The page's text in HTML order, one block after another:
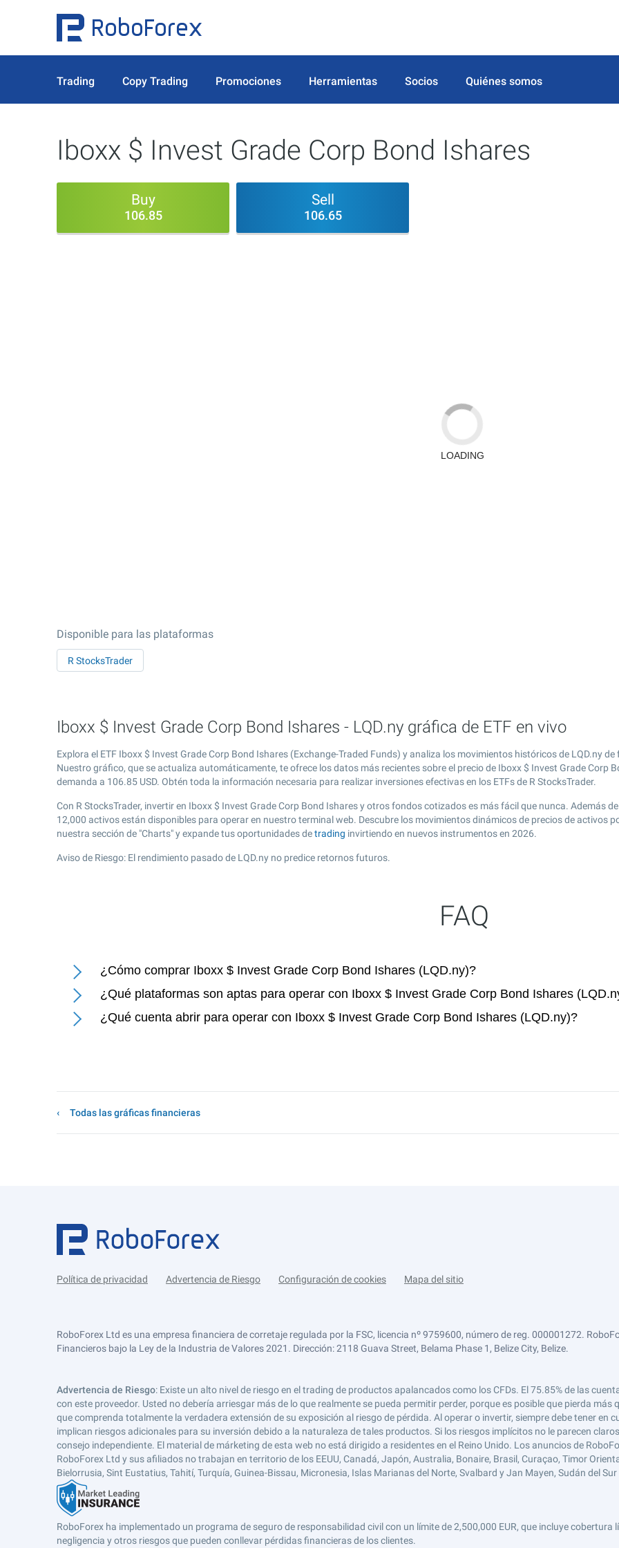
Trading Copy Trading Promociones Herramientas Socios Quiénes somos
Iboxx $ Invest Grade Corp Bond Ishares
Buy
106.85
Sell
106.65
Disponible para las plataformas
R StocksTrader
Iboxx $ Invest Grade Corp Bond Ishares - LQD.ny gráfica de ETF en vivo
Explora el ETF Iboxx $ Invest Grade Corp Bond Ishares (Exchange-Traded Funds) y analiza los movimientos históricos de LQD.ny
Nuestro gráfico, que se actualiza automáticamente, te ofrece los datos más recientes sobre el precio de Iboxx $ Invest Grade Corp
demanda a 106.85 USD. Obtén toda la información necesaria para realizar inversiones efectivas en los ETFs de R StocksTrader.
Con R StocksTrader, invertir en Iboxx $ Invest Grade Corp Bond Ishares y otros fondos cotizados es más fácil que nunca. Además
12,000 activos están disponibles para operar en nuestro terminal web. Descubre los movimientos dinámicos de precios de activos
nuestra sección de "Charts" y expande tus oportunidades detrading invirtiendo en nuevos instrumentos en 2026.
Aviso de Riesgo: El rendimiento pasado de LQD.ny no predice retornos futuros.
FAQ
¿Cómo comprar Iboxx $ Invest Grade Corp Bond Ishares (LQD.ny)?
¿Qué plataformas son aptas para operar con Iboxx $ Invest Grade Corp Bond Ishares
¿Qué cuenta abrir para operar con Iboxx $ Invest Grade Corp Bond Ishares (LQD.ny)?
Todas las gráficas financieras
Política de privacidad Advertencia de Riesgo Configuración de cookies Mapa del sitio
RoboForex Ltd es una empresa financiera de corretaje regulada por la FSC, licencia nº 9759600, número de reg. 000001272.
Financieros bajo la Ley de la Industria de Valores 2021. Dirección: 2118 Guava Street, Belama Phase 1, Belize City, Belize.
Advertencia de Riesgo: Existe un alto nivel de riesgo en el trading de productos apalancados como los CFDs. El 75.85% de las
con este proveedor. Usted no debería arriesgar más de lo que realmente se pueda permitir perder, porque es posible que pierda
que comprenda totalmente la verdadera extensión de su exposición al riesgo de pérdida. Al operar o invertir, siempre debe tener en
implican riesgos adicionales para su inversión debido a la naturaleza de tales productos. Si los riesgos implícitos no le parecen
consejo independiente. El material de márketing de esta web no está dirigido a residentes en el Reino Unido. Los anuncios de
RoboForex Ltd y sus afiliados no trabajan en territorio de los EEUU, Canadá, Japón, Australia, Bonaire, Brasil, Curaçao, Timor
Bielorrusia, Sint Eustatius, Tahití, Turquía, Guinea-Bissau, Micronesia, Islas Marianas del Norte, Svalbard y Jan Mayen, Sudán del
RoboForex ha implementado un programa de seguro de responsabilidad civil con un límite de 2,500,000 EUR, que incluye
negligencia y otros riesgos que pueden conllevar pérdidas financieras de los clientes.